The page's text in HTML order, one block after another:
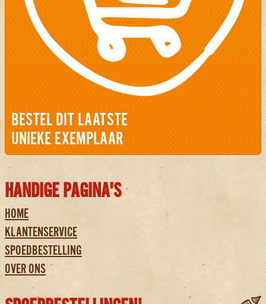
BESTEL DIT LAATSTE
UNIEKE EXEMPLAAR
HANDIGE PAGINA'S
HOME
KLANTENSERVICE
SPOEDBESTELLING
OVER ONS